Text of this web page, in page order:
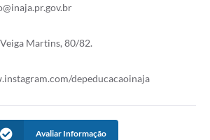
Martins, 80/82.
depeducacaoinaja
Avaliar Informação